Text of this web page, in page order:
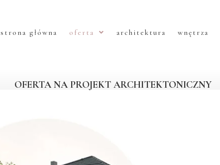
strona główna oferta architektura wnętrza
OFERTA NA PROJEKT ARCHITEKTONICZNY